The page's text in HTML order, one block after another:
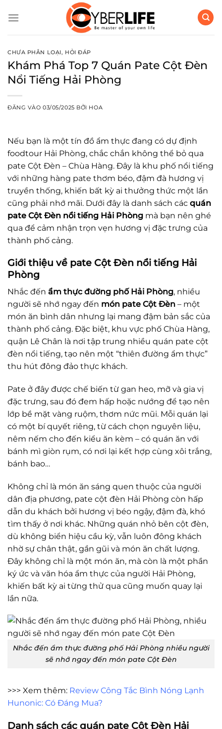
qua
CHƯA PHÂN LOẠI, HỎI ĐÁP
Khám Phá Top 7 Quán Pate Cột Đèn
Nổi Tiếng Hải Phòng
ĐĂNG VÀO03/05/2025 BỞI HOA
Nếu bạn là một tín đồ ẩm thực đang có dự định
foodtour Hải Phòng, chắc chắn không thể bỏ qua
pate Cột Đèn – Chùa Hàng. Đây là khu phố nổi tiếng
với những hàng pate thơm béo, đậm đà hương vị
truyền thống, khiến bất kỳ ai thưởng thức một lần
cũng phải nhớ mãi. Dưới đây là danh sách các quán
pate Cột Đèn nổi tiếng Hải Phòng mà bạn nên ghé
qua để cảm nhận trọn vẹn hương vị đặc trưng của
thành phố cảng.
Giới thiệu về pate Cột Đèn nổi tiếng Hải
Phòng
Nhắc đến ẩm thực đường phố Hải Phòng, nhiều
người sẽ nhớ ngay đến món pate Cột Đèn – một
món ăn bình dân nhưng lại mang đậm bản sắc của
thành phố cảng. Đặc biệt, khu vực phố Chùa Hàng,
quận Lê Chân là nơi tập trung nhiều quán pate cột
đèn nổi tiếng, tạo nên một “thiên đường ẩm thực”
thu hút đông đảo thực khách.
Pate ở đây được chế biến từ gan heo, mỡ và gia vị
đặc trưng, sau đó đem hấp hoặc nướng để tạo nên
lớp bề mặt vàng ruộm, thơm nức mũi. Mỗi quán lại
có một bí quyết riêng, từ cách chọn nguyên liệu,
nêm nếm cho đến kiểu ăn kèm – có quán ăn với
bánh mì giòn rụm, có nơi lại kết hợp cùng xôi trắng,
bánh bao…
Không chỉ là món ăn sáng quen thuộc của người
dân địa phương, pate cột đèn Hải Phòng còn hấp
dẫn du khách bởi hương vị béo ngậy, đậm đà, khó
tìm thấy ở nơi khác. Những quán nhỏ bên cột đèn,
dù không biển hiệu cầu kỳ, vẫn luôn đông khách
nhờ sự chân thật, gần gũi và món ăn chất lượng.
Đây không chỉ là một món ăn, mà còn là một phần
ký ức và văn hóa ẩm thực của người Hải Phòng,
khiến bất kỳ ai từng thử qua cũng muốn quay lại
lần nữa.
Nhắc đến ẩm thực đường phố Hải Phòng nhiều người
sẽ nhớ ngay đến món pate Cột Đèn
>>> Xem thêm: Review Công Tắc Bình Nóng Lạnh
Hunonic: Có Đáng Mua?
Danh sách các quán pate Cột Đèn Hải